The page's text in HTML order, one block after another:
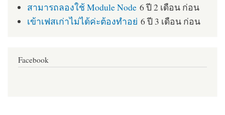
สามารถลองใช้ Module Node 6 ปี 2 เดือน ก่อน
เข้าเฟสเก่าไม่ได้ค่ะต้องทำอย่ 6 ปี 3 เดือน ก่อน
Facebook